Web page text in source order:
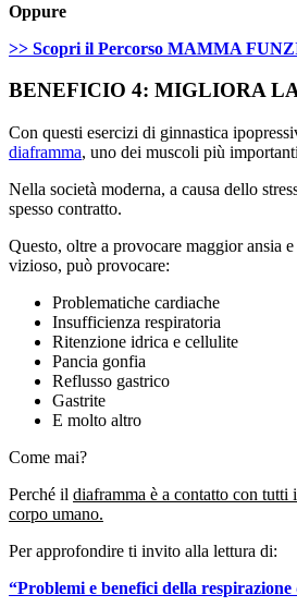
Oppure
>> Scopri il Percorso MAMMA
BENEFICIO 4: MIGLIORA
Con questi esercizi di ginnastica
diaframma, uno dei muscoli più
Nella società moderna, a causa dello
spesso contratto.
Questo, oltre a provocare maggior ansia
vizioso, può provocare:
Problematiche cardiache
Insufficienza respiratoria
Ritenzione idrica e cellulite
Pancia gonfia
Reflusso gastrico
Gastrite
E molto altro
Come mai?
Perché il diaframma è a contatto con
corpo umano.
Per approfondire ti invito alla lettura di:
“Problemi e benefici della